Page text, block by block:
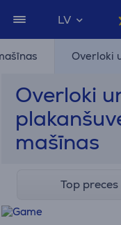
LV
Overloki
Overloki
mašīnas
Top preces